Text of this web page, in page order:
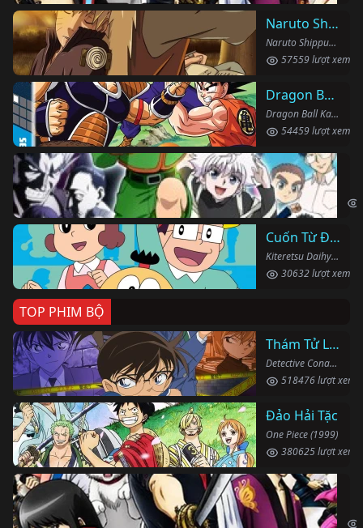
Naruto Shippuden
Naruto Shippuden (2007)
57559 lượt xem
Dragon Ball Kai
Dragon Ball Kai (2019)
54459 lượt xem
Cuốn Từ Điển Kì Bí
Kiteretsu Daihyakka (1988)
30632 lượt xem
TOP PHIM BỘ
Thám Tử Lừng Danh Conan
Detective Conan (1996)
518476 lượt xem
Đảo Hải Tặc
One Piece (1999)
380625 lượt xem